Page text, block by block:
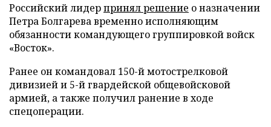
Российский лидерпринял решение о назначении
Петра Болгарева временно исполняющим
обязанности командующего группировкой войск
«Восток».
Ранее он командовал 150-й мотострелковой
дивизией и 5-й гвардейской общевойсковой
армией, а также получил ранение в ходе
спецоперации.